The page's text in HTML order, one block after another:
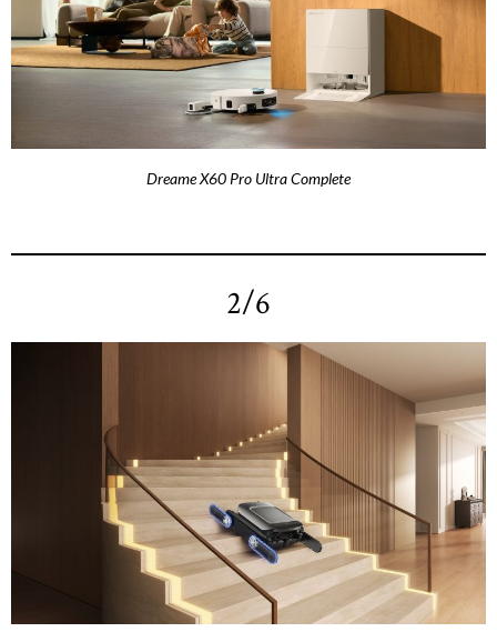
Dreame X60 Pro Ultra Complete
2/6